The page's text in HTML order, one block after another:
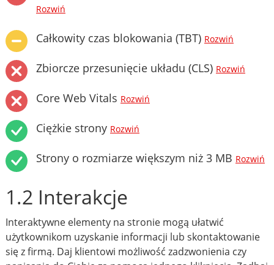
Rozwiń
Całkowity czas blokowania (TBT) Rozwiń
Zbiorcze przesunięcie układu (CLS) Rozwiń
Core Web Vitals Rozwiń
Ciężkie strony Rozwiń
Strony o rozmiarze większym niż 3 MB Rozwiń
1.2 Interakcje
Interaktywne elementy na stronie mogą ułatwić
użytkownikom uzyskanie informacji lub skontaktowanie
się z firmą. Daj klientowi możliwość zadzwonienia czy